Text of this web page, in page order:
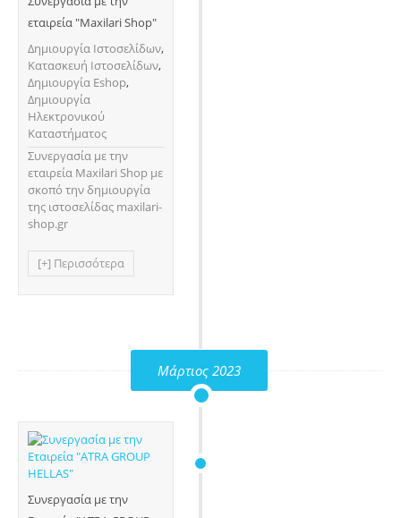
εταιρεία "Maxilari Shop"
Δημιουργία Ιστοσελίδων,
Κατασκευή Ιστοσελίδων,
Δημιουργία Eshop,
Δημιουργία
Ηλεκτρονικού
Καταστήματος
Συνεργασία με την
εταιρεία Maxilari Shop με
σκοπό την δημιουργία
της ιστοσελίδας maxilari-
shop.gr
[+] Περισσότερα
Μάρτιος 2023
Συνεργασία με την